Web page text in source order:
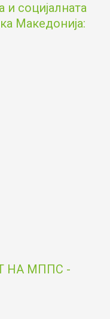
и социјалната
Македонија:
НА МППС -